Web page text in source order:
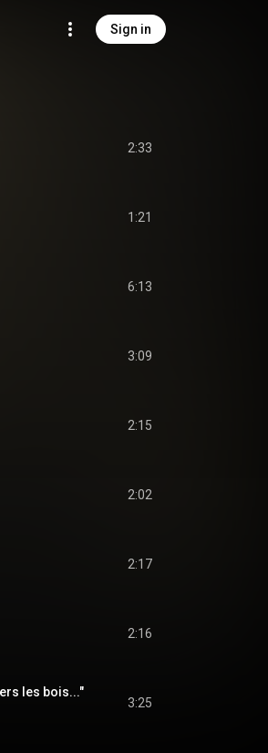
Sign in
2:33
1:21
6:13
3:09
2:15
2:02
2:17
2:16
les bois..."
3:25